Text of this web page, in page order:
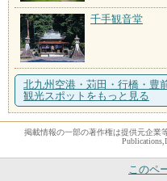
千手観音堂
北九州空港・苅田・行橋・豊
観光スポットをもっと見る
掲載情報の一部の著作権は提供元企業
このペ